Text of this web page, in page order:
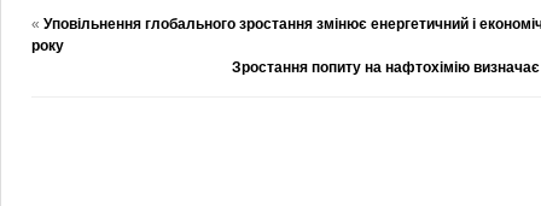
« Уповільнення глобального зростання змінює енергетичний і
року
Зростання попиту на нафтохімію